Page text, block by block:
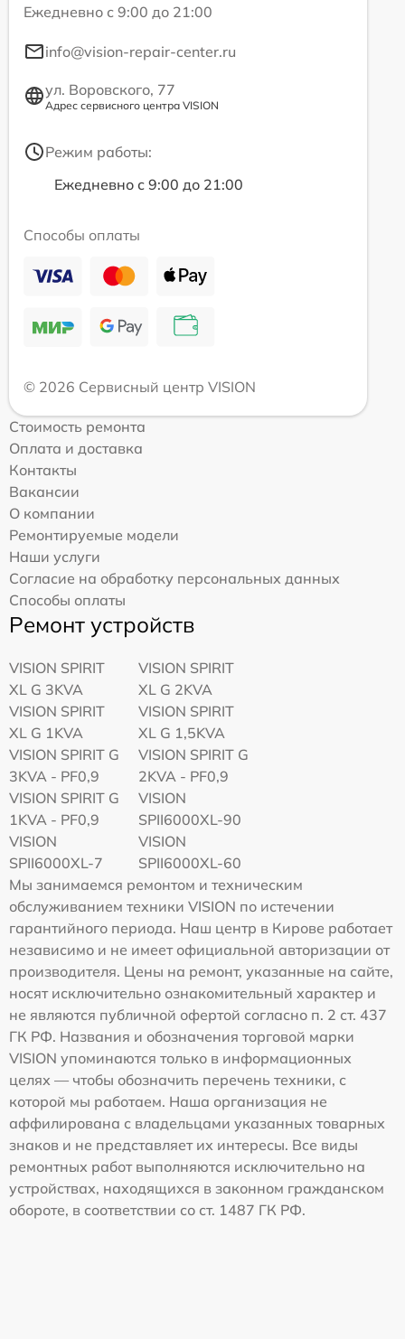
Ежедневно с 9:00 до 21:00
info@vision-repair-center.ru
ул. Воровского, 77
Адрес сервисного центра VISION
Режим работы:
Ежедневно с 9:00 до 21:00
Способы оплаты
© 2026 Сервисный центр VISION
Стоимость ремонта
Оплата и доставка
Контакты
Вакансии
О компании
Ремонтируемые модели
Наши услуги
Согласие на обработку персональных данных
Способы оплаты
Ремонт устройств
VISION SPIRIT
XL G 3KVA
VISION SPIRIT
XL G 2KVA
VISION SPIRIT
XL G 1KVA
VISION SPIRIT
XL G 1,5KVA
VISION SPIRIT G
3KVA - PF0,9
VISION SPIRIT G
2KVA - PF0,9
VISION SPIRIT G
1KVA - PF0,9
VISION
SPII6000XL-90
VISION
SPII6000XL-7
VISION
SPII6000XL-60
Мы занимаемся ремонтом и техническим
обслуживанием техники VISION по истечении
гарантийного периода. Наш центр в Кирове работает
независимо и не имеет официальной авторизации от
производителя. Цены на ремонт, указанные на сайте,
носят исключительно ознакомительный характер и
не являются публичной офертой согласно п. 2 ст. 437
ГК РФ. Названия и обозначения торговой марки
VISION упоминаются только в информационных
целях — чтобы обозначить перечень техники, с
которой мы работаем. Наша организация не
аффилирована с владельцами указанных товарных
знаков и не представляет их интересы. Все виды
ремонтных работ выполняются исключительно на
устройствах, находящихся в законном гражданском
обороте, в соответствии со ст. 1487 ГК РФ.